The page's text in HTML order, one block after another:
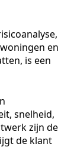
en
is een
snelheid,
zijn de
de klant